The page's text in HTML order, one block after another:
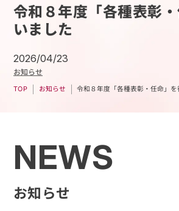
令和８年度「各種表彰
いました
2026/04/23
お知らせ
TOP お知らせ 令和８年度「各種表彰・任命」を
NEWS
お知らせ